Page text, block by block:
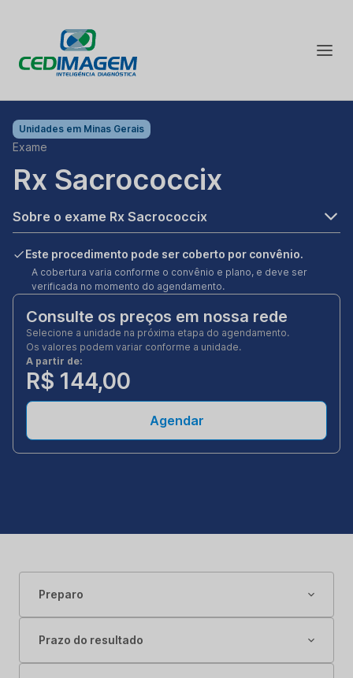
Unidades em Minas Gerais
Exame
Rx Sacrococcix
Sobre o exame Rx Sacrococcix
Este procedimento pode ser coberto por convênio.
A cobertura varia conforme o convênio e plano, e deve ser
verificada no momento do agendamento.
Consulte os preços em nossa rede
Selecione a unidade na próxima etapa do agendamento.
Os valores podem variar conforme a unidade.
A partir de:
R$ 144,00
Agendar
Preparo
Prazo do resultado